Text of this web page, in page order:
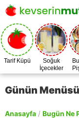
Tarif Küpü
Soğuk
İçecekler
Günün
Anasayfa / Bugün Ne